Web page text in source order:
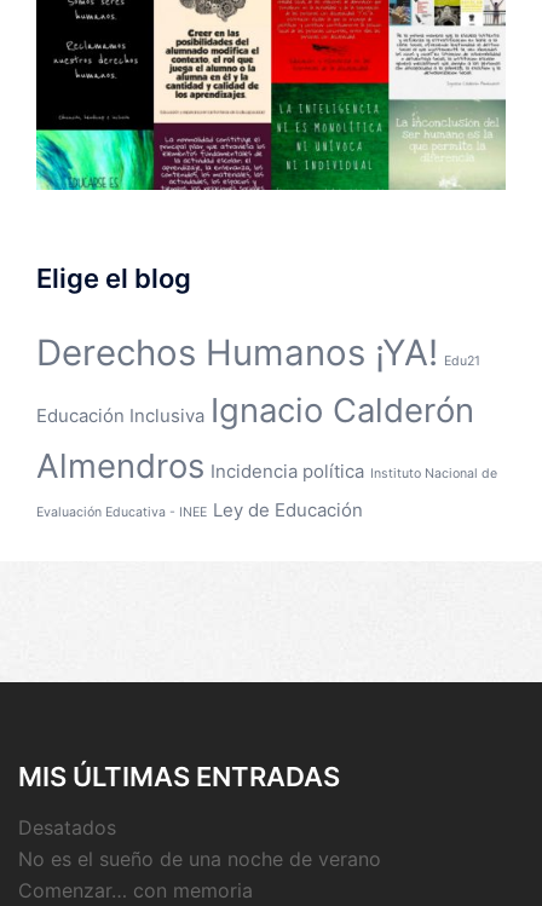
Elige el blog
Derechos Humanos ¡YA! Edu21
Educación Inclusiva Ignacio Calderón
Almendros Incidencia política Instituto Nacional de
Evaluación Educativa - INEE Ley de Educación
MIS ÚLTIMAS ENTRADAS
Desatados
No es el sueño de una noche de verano
Comenzar… con memoria